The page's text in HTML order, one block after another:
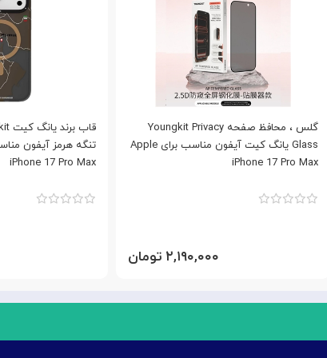
iPhone 17 Pro Max
گلس ، محافظ صفحه Youngkit Privacy
Glass یانگ کیت آیفون مناسب برای Apple
iPhone 17 Pro Max
۲,۱۹۰,۰۰۰ تومان